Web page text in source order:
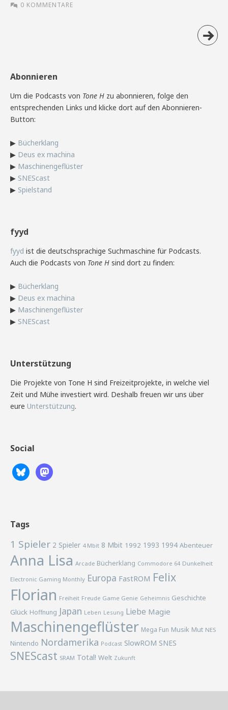
0 KOMMENTARE
Abonnieren
Um die Podcasts von Tone H zu abonnieren, folge den
entsprechenden Links und klicke dort auf den Abonnieren-
Button:
▶ Bücherklang
▶ Deus ex machina
▶ Maschinengeflüster
▶ SNEScast
▶ Spielstand
fyyd
fyyd ist die deutschsprachige Suchmaschine für Podcasts.
Auch die Podcasts von Tone H sind dort zu finden:
▶ Bücherklang
▶ Deus ex machina
▶ Maschinengeflüster
▶ SNEScast
Unterstützung
Die Projekte von Tone H sind Freizeitprojekte, in welche viel
Zeit und Mühe investiert wird. Deshalb freuen wir uns über
eure Unterstützung.
Social
Tags
1 Spieler 2 Spieler 4 Mbit 8 Mbit 1992 1993 1994 Abenteuer
Anna Lisa Arcade Bücherklang Commodore 64 Dunkelheit
Electronic Gaming Monthly Europa FastROM Felix
Florian Freiheit Freude Game Genie Geheimnis Geschichte
Glück Hoffnung Japan Leben Lesung Liebe Magie
Maschinengeflüster Mega Fun Musik Mut NES
Nintendo Nordamerika Podcast SlowROM SNES
SNEScast SRAM Total! Welt Zukunft